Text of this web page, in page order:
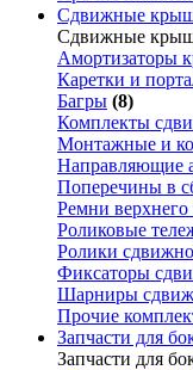
Сдвижные
Сдвижные
Амортизаторы
Каретки и
Багры (8)
Комплекты
Монтажные и
Направляющие
Поперечины в
Ремни верхнего
Роликовые
Ролики
Фиксаторы
Шарниры
Прочие
Запчасти для
Запчасти для